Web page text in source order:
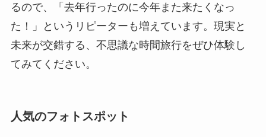
るので、「去年行ったのに今年また来たくなっ
た！」というリピーターも増えています。現実と
未来が交錯する、不思議な時間旅行をぜひ体験し
てみてください。
人気のフォトスポット